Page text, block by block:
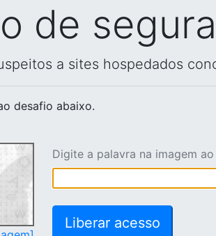
de
a sites hospedados
desafio abaixo.
Digite a palavra na imagem